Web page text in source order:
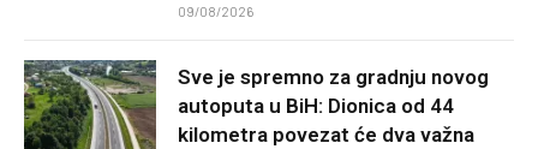
09/08/2026
Sve je spremno za gradnju novog
autoputa u BiH: Dionica od 44
kilometra povezat će dva važna